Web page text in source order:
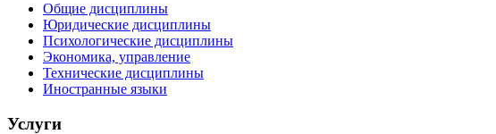
Общие дисциплины
Юридические дисциплины
Психологические дисциплины
Экономика, управление
Технические дисциплины
Иностранные языки
Услуги